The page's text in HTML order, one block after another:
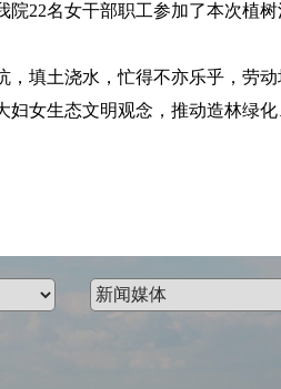
22名女干部职工参加了本次植树
土浇水，忙得不亦乐乎，劳
女生态文明观念，推动造林绿化
机关